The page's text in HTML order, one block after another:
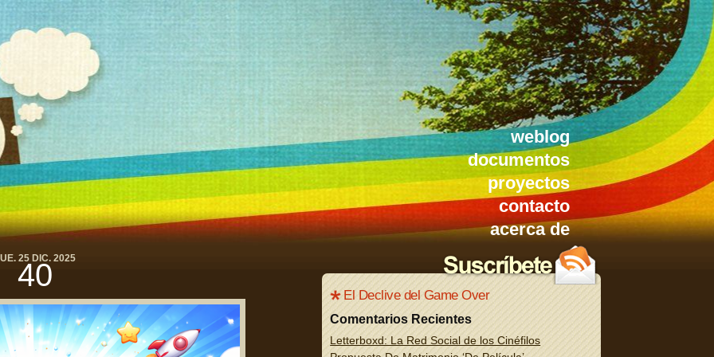
weblog
documentos
proyectos
contacto
acerca de
25 DIC. 2025
40
El Declive del Game Over
Comentarios Recientes
Letterboxd: La Red Social de los Cinéfilos